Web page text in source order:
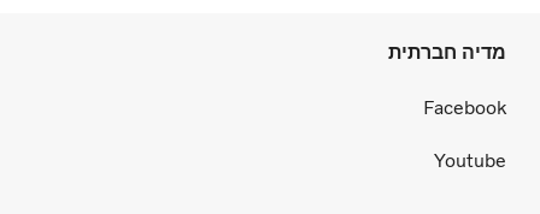
מדיה חברתית
Facebook
Youtube